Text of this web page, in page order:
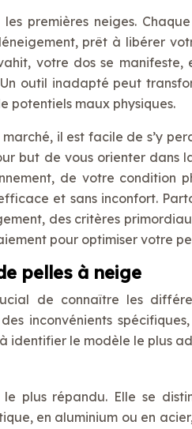
premières neiges.
prêt à libérer
votre dos se manifeste,
outil inadapté peut
potentiels maux physiques.
il est facile de s’y
but de vous orienter dans
de votre condition
et sans inconfort.
des critères
pour optimiser votre
pelles à neige
de connaître les
inconvénients
identifier le modèle le plus
plus répandu. Elle se
en aluminium ou en